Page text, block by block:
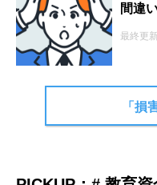
間違
最終更
「損